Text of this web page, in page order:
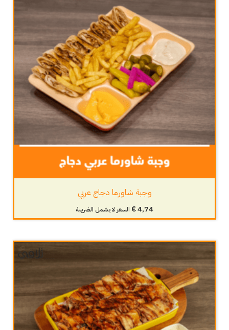
وجبة شاورما دجاج عربي
€4,74 السعر لا يشمل الضريبة